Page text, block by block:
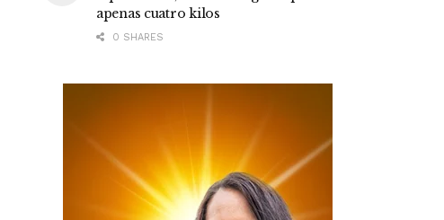
apenas cuatro kilos
0 SHARES